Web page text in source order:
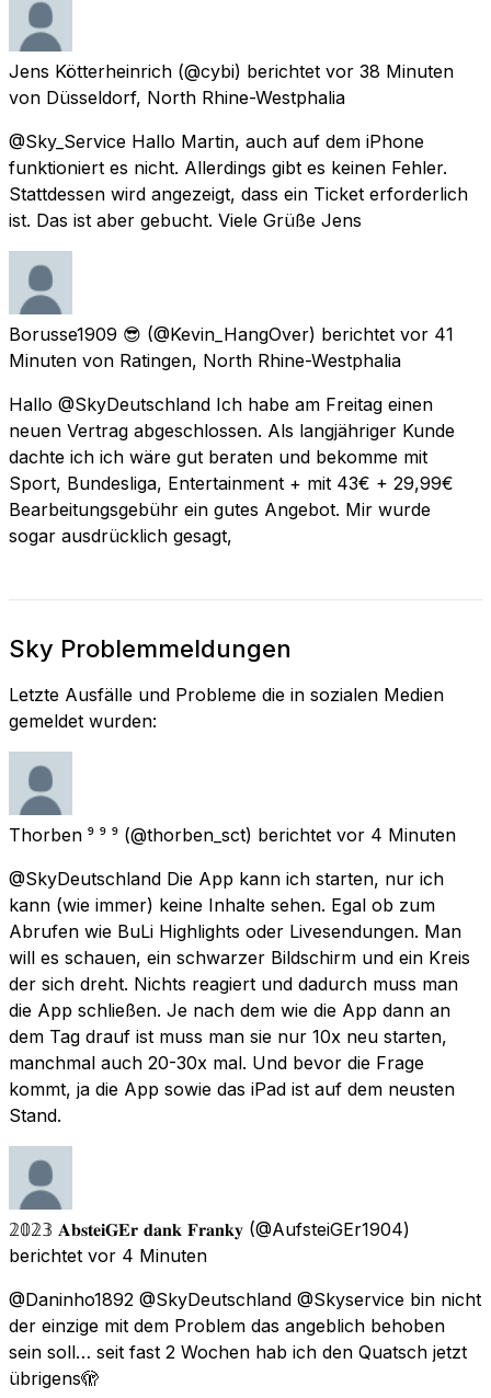
Jens Kötterheinrich (@cybi) berichtet vor 38 Minuten
von Düsseldorf, North Rhine-Westphalia
@Sky_Service Hallo Martin, auch auf dem iPhone
funktioniert es nicht. Allerdings gibt es keinen Fehler.
Stattdessen wird angezeigt, dass ein Ticket erforderlich
ist. Das ist aber gebucht. Viele Grüße Jens
Borusse1909 😎 (@Kevin_HangOver) berichtet vor 41
Minuten von Ratingen, North Rhine-Westphalia
Hallo @SkyDeutschland Ich habe am Freitag einen
neuen Vertrag abgeschlossen. Als langjähriger Kunde
dachte ich ich wäre gut beraten und bekomme mit
Sport, Bundesliga, Entertainment + mit 43€ + 29,99€
Bearbeitungsgebühr ein gutes Angebot. Mir wurde
sogar ausdrücklich gesagt,
Sky Problemmeldungen
Letzte Ausfälle und Probleme die in sozialen Medien
gemeldet wurden:
Thorben ⁹ ⁹ ⁹ (@thorben_sct) berichtet vor 4 Minuten
@SkyDeutschland Die App kann ich starten, nur ich
kann (wie immer) keine Inhalte sehen. Egal ob zum
Abrufen wie BuLi Highlights oder Livesendungen. Man
will es schauen, ein schwarzer Bildschirm und ein Kreis
der sich dreht. Nichts reagiert und dadurch muss man
die App schließen. Je nach dem wie die App dann an
dem Tag drauf ist muss man sie nur 10x neu starten,
manchmal auch 20-30x mal. Und bevor die Frage
kommt, ja die App sowie das iPad ist auf dem neusten
Stand.
𝟚𝟘𝟚𝟛 𝐀𝐛𝐬𝐭𝐞𝐢𝐆𝐄𝐫 𝐝𝐚𝐧𝐤 𝐅𝐫𝐚𝐧𝐤𝐲 (@AufsteiGEr1904)
berichtet vor 4 Minuten
@Daninho1892 @SkyDeutschland @Skyservice bin nicht
der einzige mit dem Problem das angeblich behoben
sein soll… seit fast 2 Wochen hab ich den Quatsch jetzt
übrigens🫣